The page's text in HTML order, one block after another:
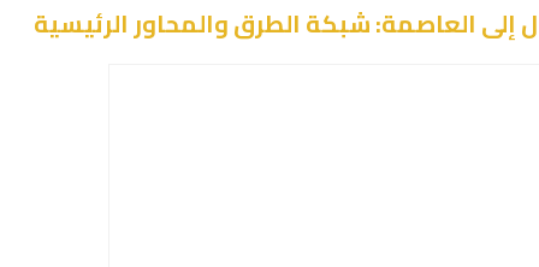
إلى العاصمة: شبكة الطرق والمحاور الرئيسية